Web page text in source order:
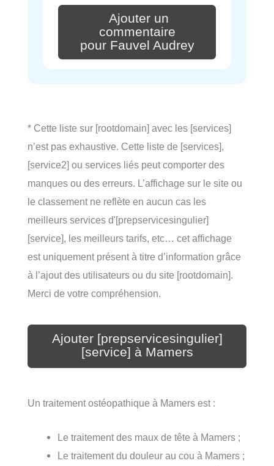
Ajouter un
commentaire
pour Fauvel Audrey
* Cette liste sur [rootdomain] avec les [services]
n’est pas exhaustive. Cette liste de [services],
[service2] ou services liés peut comporter des
manques ou des erreurs. L’affichage sur le site ou
le classement ne reflète en aucun cas les
meilleurs services d'[prepservicesingulier]
[service], les meilleurs tarifs, etc… cet affichage
est uniquement présent à titre d’information grâce
à l’ajout des utilisateurs ou du site [rootdomain].
Merci de votre compréhension.
Ajouter [prepservicesingulier]
[service] à Mamers
Un traitement ostéopathique à Mamers est :
Le traitement des maux de tête à Mamers ;
Le traitement du douleur au cou à Mamers ;